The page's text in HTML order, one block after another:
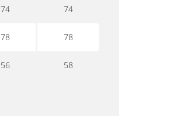
74 74
78 78
56 58